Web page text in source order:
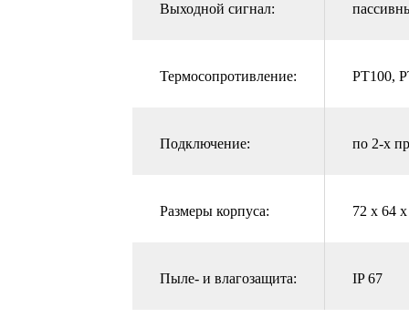
Выходной сигнал:
Термосопротивление: PT100,
Подключение: по 2-х
Размеры корпуса: 72 x 64
Пыле- и влагозащита: IP 67